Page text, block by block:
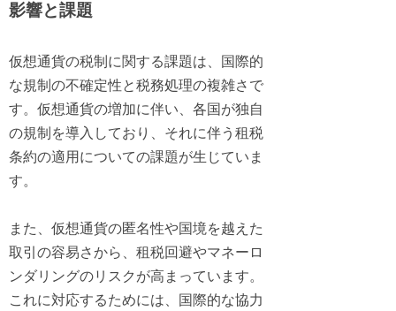
影響と課題
仮想通貨の税制に関する課題は、国際的
な規制の不確定性と税務処理の複雑さで
す。仮想通貨の増加に伴い、各国が独自
の規制を導入しており、それに伴う租税
条約の適用についての課題が生じていま
す。
また、仮想通貨の匿名性や国境を越えた
取引の容易さから、租税回避やマネーロ
ンダリングのリスクが高まっています。
これに対応するためには、国際的な協力